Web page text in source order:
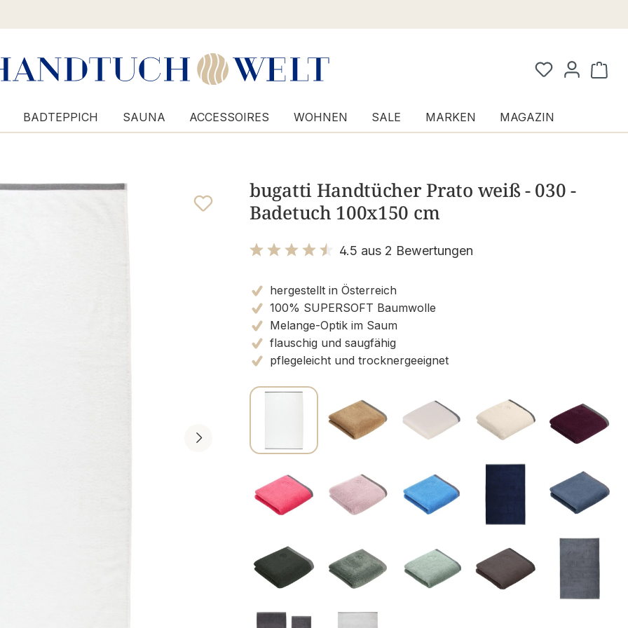
BADTEPPICH SAUNA ACCESSOIRES WOHNEN SALE MARKEN MAGAZIN
bugatti Handtücher Prato weiß - 030 -
Badetuch 100x150 cm
4.5 aus 2 Bewertungen
hergestellt in Österreich
100% SUPERSOFT Baumwolle
Melange-Optik im Saum
flauschig und saugfähig
pflegeleicht und trocknergeeignet